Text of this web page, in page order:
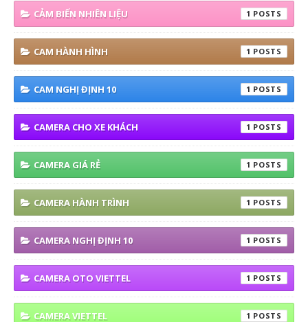
CẢM BIẾN NHIÊN LIỆU 1
CAM HÀNH HÌNH 1
CAM NGHỊ ĐỊNH 10 1
CAMERA CHO XE KHÁCH 1
CAMERA GIÁ RẺ 1
CAMERA HÀNH TRÌNH 1
CAMERA NGHỊ ĐỊNH 10 1
CAMERA OTO VIETTEL 1
CAMERA VIETTEL 1